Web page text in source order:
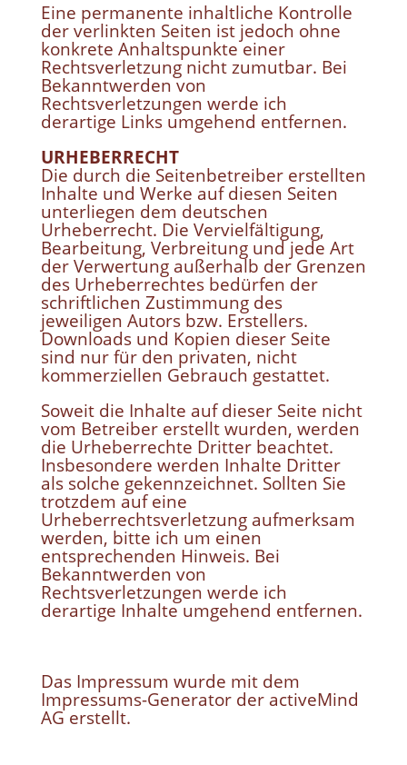
Eine permanente inhaltliche Kontrolle
der verlinkten Seiten ist jedoch ohne
konkrete Anhaltspunkte einer
Rechtsverletzung nicht zumutbar. Bei
Bekanntwerden von
Rechtsverletzungen werde ich
derartige Links umgehend entfernen.
URHEBERRECHT
Die durch die Seitenbetreiber erstellten
Inhalte und Werke auf diesen Seiten
unterliegen dem deutschen
Urheberrecht. Die Vervielfältigung,
Bearbeitung, Verbreitung und jede Art
der Verwertung außerhalb der Grenzen
des Urheberrechtes bedürfen der
schriftlichen Zustimmung des
jeweiligen Autors bzw. Erstellers.
Downloads und Kopien dieser Seite
sind nur für den privaten, nicht
kommerziellen Gebrauch gestattet.
Soweit die Inhalte auf dieser Seite nicht
vom Betreiber erstellt wurden, werden
die Urheberrechte Dritter beachtet.
Insbesondere werden Inhalte Dritter
als solche gekennzeichnet. Sollten Sie
trotzdem auf eine
Urheberrechtsverletzung aufmerksam
werden, bitte ich um einen
entsprechenden Hinweis. Bei
Bekanntwerden von
Rechtsverletzungen werde ich
derartige Inhalte umgehend entfernen.
Das Impressum wurde mit dem
Impressums-Generator der activeMind
AG erstellt.